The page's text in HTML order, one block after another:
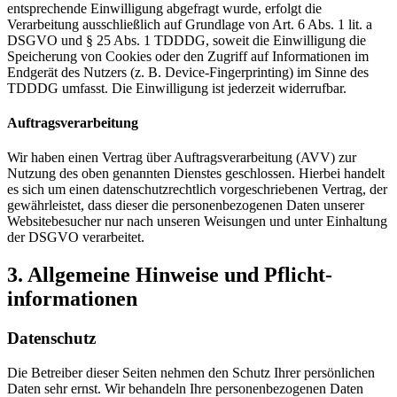
entsprechende Einwilligung abgefragt wurde, erfolgt die
Verarbeitung ausschließlich auf Grundlage von Art. 6 Abs. 1 lit. a
DSGVO und § 25 Abs. 1 TDDDG, soweit die Einwilligung die
Speicherung von Cookies oder den Zugriff auf Informationen im
Endgerät des Nutzers (z. B. Device-Fingerprinting) im Sinne des
TDDDG umfasst. Die Einwilligung ist jederzeit widerrufbar.
Auftragsverarbeitung
Wir haben einen Vertrag über Auftragsverarbeitung (AVV) zur
Nutzung des oben genannten Dienstes geschlossen. Hierbei handelt
es sich um einen datenschutzrechtlich vorgeschriebenen Vertrag, der
gewährleistet, dass dieser die personenbezogenen Daten unserer
Websitebesucher nur nach unseren Weisungen und unter Einhaltung
der DSGVO verarbeitet.
3. Allgemeine Hinweise und Pflicht­
informationen
Datenschutz
Die Betreiber dieser Seiten nehmen den Schutz Ihrer persönlichen
Daten sehr ernst. Wir behandeln Ihre personenbezogenen Daten